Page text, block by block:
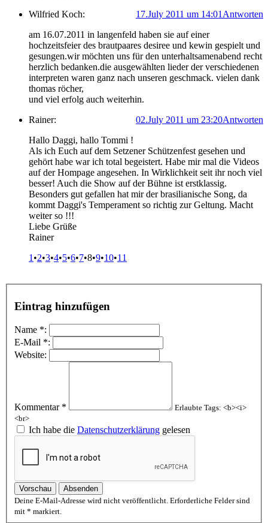
Wilfried Koch:
Antworten
17.July 2011 um 14:01
am 16.07.2011 in langenfeld haben sie auf einer
hochzeitsfeier des brautpaares desiree und kewin gespielt und
gesungen.wir möchten uns für den unterhaltsamenabend recht
herzlich bedanken.die ausgewählten lieder der verschiedenen
interpreten waren ganz nach unseren geschmack. vielen dank
thomas röcher,
und viel erfolg auch weiterhin.
Rainer:
Antworten
02.July 2011 um 23:20
Hallo Daggi, hallo Tommi !
Als ich Euch auf dem Setzener Schützenfest gesehen und
gehört habe war ich total begeistert. Habe mir mal die Videos
auf der Hompage angesehen. In Wirklichkeit seit ihr noch viel
besser! Auch die Show auf der Bühne ist erstklassig.
Besonders gut gefallen hat mir der brasilianische Song, da
kommt Daggi's Temperament so richtig zur Geltung. Macht
weiter so !!!
Liebe Grüße
Rainer
1•2•3•4•5•6•7•8•9•10•11
Eintrag hinzufügen
Name *:
E-Mail *:
Website:
Kommentar *
Erlaubte Tags: <b><i>
<br>
Ich habe die Datenschutzerklärung gelesen
Vorschau
Absenden
Deine E-Mail-Adresse wird nicht veröffentlicht. Erforderliche Felder sind
mit * markiert.